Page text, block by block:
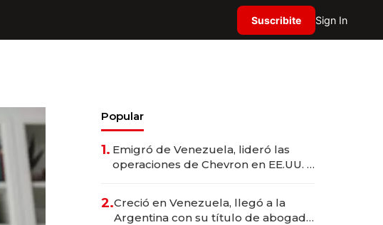
Suscribite Sign In
Popular
1. Emigró de Venezuela, lideró las
operaciones de Chevron en EE.UU. y
2.Creció en Venezuela, llegó a la
Argentina con su título de abogado